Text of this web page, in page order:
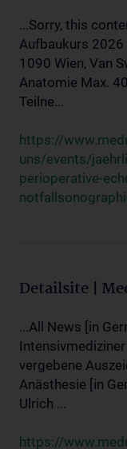
...Sorry, this
Aufbaukurs 2026
1090 Wien, Van
Anatomie Max.
Teilne...
https://
uns/events/
perioperative-
Detailsite |
...All News [in
vergebene
Anästhesie [in
Ulrich ...
https://